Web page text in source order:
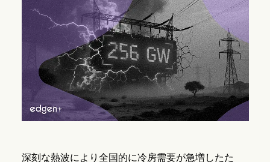
深刻な熱波により全国的に冷房需要が急増したた